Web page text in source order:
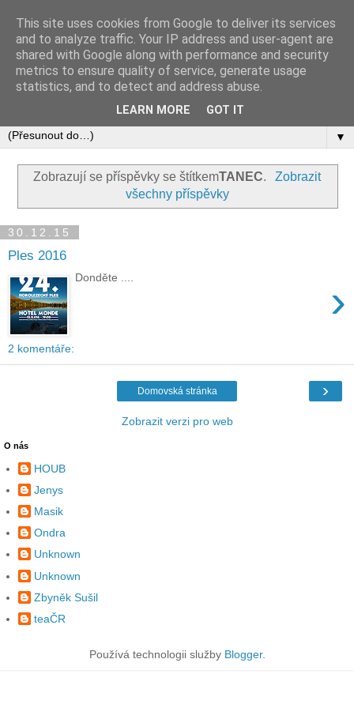
▼
Zobrazují se příspěvky se štítkemTANEC.
Zobrazit
všechny příspěvky
30.12.15
Ples 2016
›
Donděte ....
2 komentáře:
›
Domovská stránka
Zobrazit verzi pro web
O nás
HOUB
Jenys
Masik
Ondra
Unknown
Unknown
Zbyněk Sušil
teaČR
Používá technologii služby Blogger.
This site uses cookies from Google to deliver its services
and to analyze traffic. Your IP address and user-agent are
shared with Google along with performance and security
metrics to ensure quality of service, generate usage
statistics, and to detect and address abuse.
LEARN MORE GOT IT